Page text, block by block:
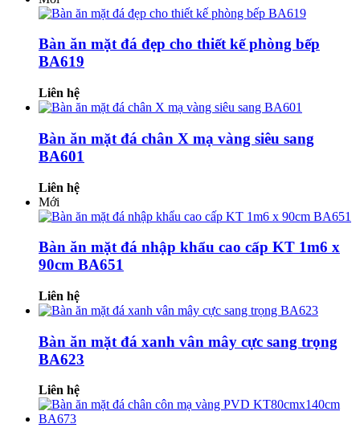
Bàn ăn mặt đá đẹp cho thiết kế phòng bếp
BA619
Liên hệ
Bàn ăn mặt đá chân X mạ vàng siêu sang
BA601
Liên hệ
Mới
Bàn ăn mặt đá nhập khẩu cao cấp KT 1m6 x
90cm BA651
Liên hệ
Bàn ăn mặt đá xanh vân mây cực sang trọng
BA623
Liên hệ